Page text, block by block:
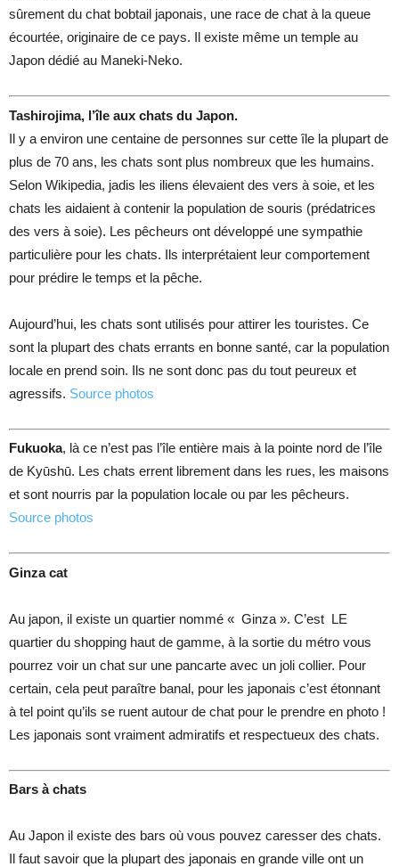
sûrement du chat bobtail japonais, une race de chat à la queue
écourtée, originaire de ce pays. Il existe même un temple au
Japon dédié au Maneki-Neko.
Tashirojima, l’île aux chats du Japon.
Il y a environ une centaine de personnes sur cette île la plupart de
plus de 70 ans, les chats sont plus nombreux que les humains.
Selon Wikipedia, jadis les iliens élevaient des vers à soie, et les
chats les aidaient à contenir la population de souris (prédatrices
des vers à soie). Les pêcheurs ont développé une sympathie
particulière pour les chats. Ils interprétaient leur comportement
pour prédire le temps et la pêche.
Aujourd’hui, les chats sont utilisés pour attirer les touristes. Ce
sont la plupart des chats errants en bonne santé, car la population
locale en prend soin. Ils ne sont donc pas du tout peureux et
agressifs. Source photos
Fukuoka, là ce n’est pas l’île entière mais à la pointe nord de l’île
de Kyūshū. Les chats errent librement dans les rues, les maisons
et sont nourris par la population locale ou par les pêcheurs.
Source photos
Ginza cat
Au japon, il existe un quartier nommé « Ginza ». C’est LE
quartier du shopping haut de gamme, à la sortie du métro vous
pourrez voir un chat sur une pancarte avec un joli collier. Pour
certain, cela peut paraître banal, pour les japonais c’est étonnant
à tel point qu’ils se ruent autour de chat pour le prendre en photo !
Les japonais sont vraiment admiratifs et respectueux des chats.
Bars à chats
Au Japon il existe des bars où vous pouvez caresser des chats.
Il faut savoir que la plupart des japonais en grande ville ont un